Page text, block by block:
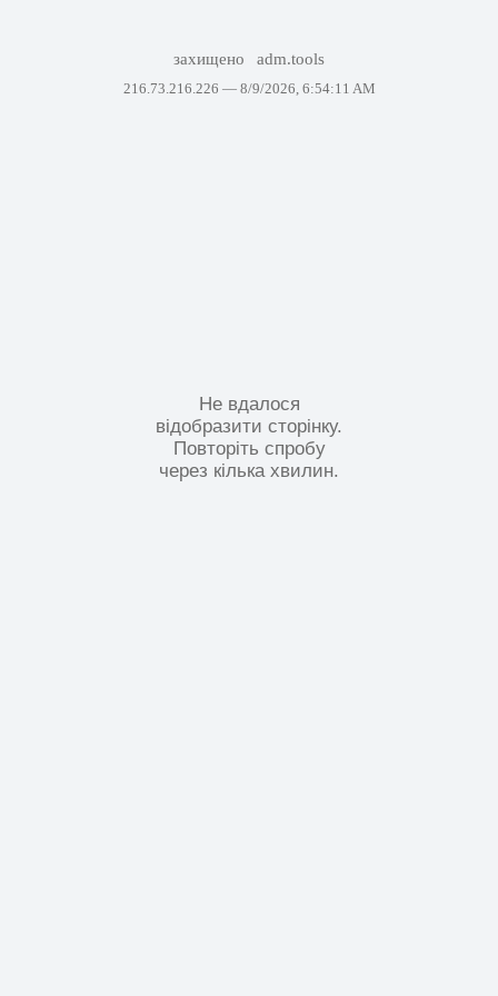
захищено adm.tools
216.73.216.226 — 8/9/2026, 6:54:11 AM
Не вдалося
відобразити сторінку.
Повторіть спробу
через кілька хвилин.